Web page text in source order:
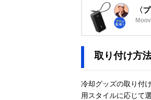
〈
取り付け方
冷却グッズの取り付
用スタイルに応じて